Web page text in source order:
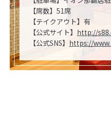
【席数】51席
【テイクアウト】有
【公式サイト】 http://
【公式SNS】 https://